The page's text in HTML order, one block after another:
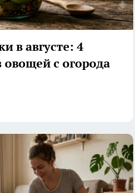
в августе: 4
с огорода